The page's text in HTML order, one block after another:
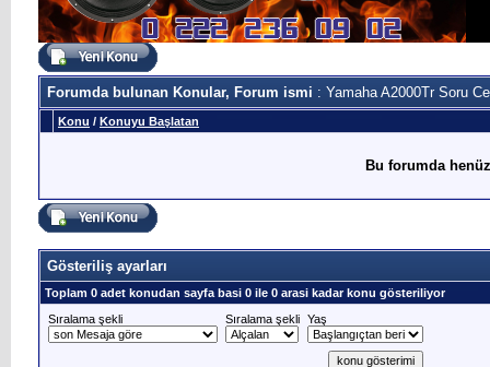
Forumda bulunan Konular, Forum ismi : Yamaha A2000Tr Soru
Konu / Konuyu Başlatan
Bu forumda
Gösteriliş ayarları
Toplam 0 adet konudan sayfa basi 0 ile 0 arasi kadar konu gösteriliyor
Sıralama şekli
Sıralama şekli Yaş